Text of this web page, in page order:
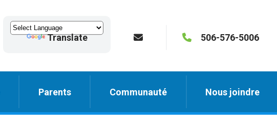
Translate 506-576-5006
Parents Communauté Nous joindre